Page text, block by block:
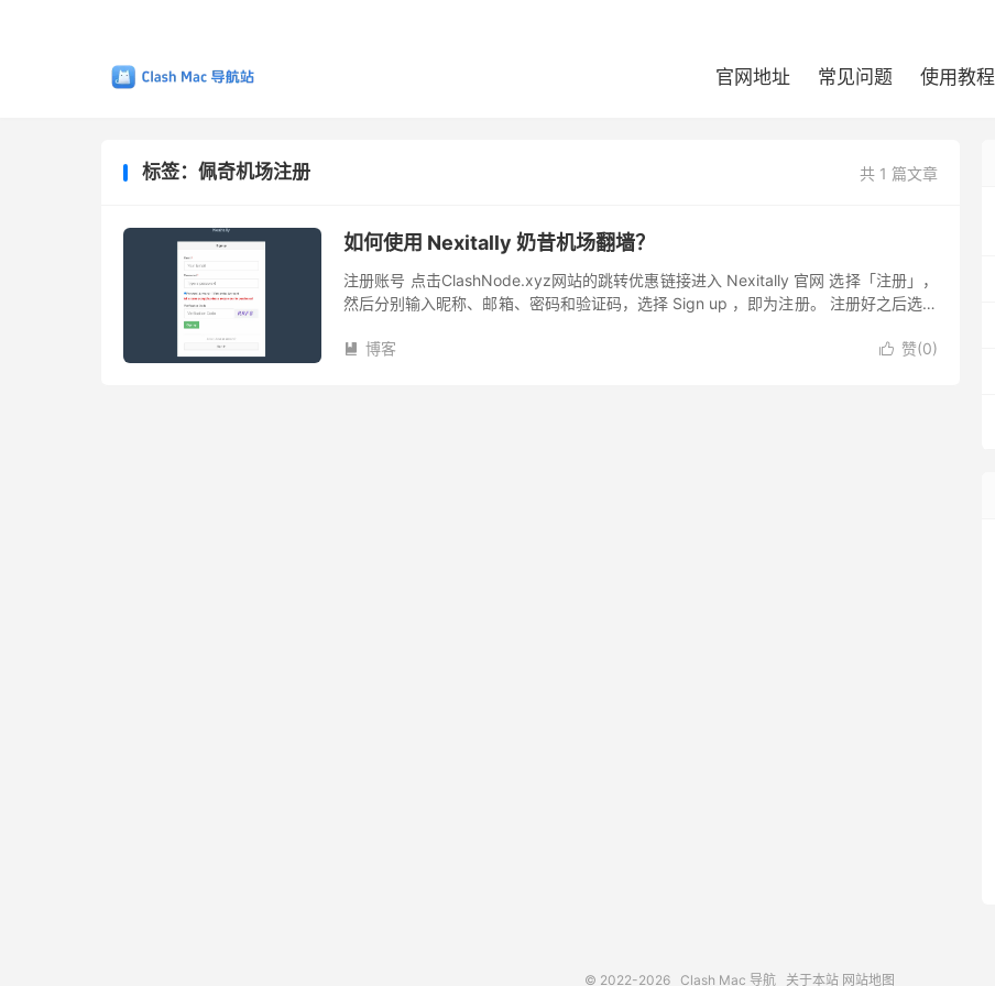
官网地址 常见问题 使用教程
共 1 篇文章
标签：佩奇机场注册
如何使用 Nexitally 奶昔机场翻墙？
注册账号 点击ClashNode.xyz网站的跳转优惠链接进入 Nexitally 官网 选择「注册」，
然后分别输入昵称、邮箱、密码和验证码，选择 Sign up ，即为注册。 注册好之后选择
 赞(0)
 博客
© 2022-2026 Clash Mac 导航 关于本站 网站地图